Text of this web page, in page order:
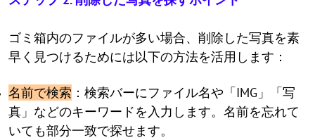
ゴミ箱内のファイルが多い場合、削除した写真を素
早く見つけるためには以下の方法を活用します：
名前で検索 ：検索バーにファイル名や「IMG」「写
真」などのキーワードを入力します。名前を忘れて
いても部分一致で探せます。